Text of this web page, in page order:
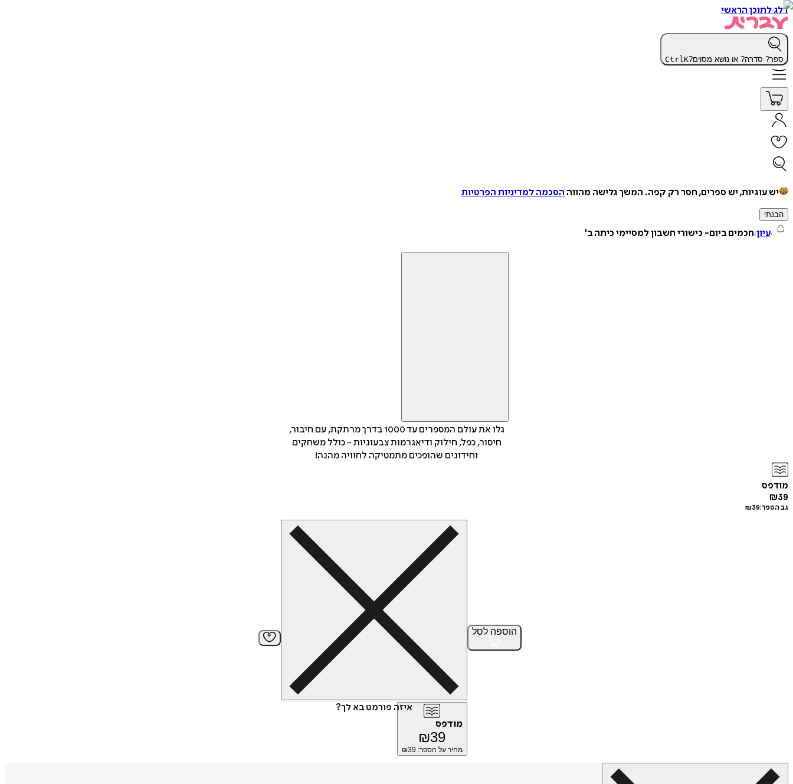
דלג לתוכן הראשי
ספר? סדרה? או נושא מסוים? CtrlK
יש עוגיות, יש ספרים, חסר רק קפה. המשך גלישה מהווה הסכמה למדיניות הפרטיות
הבנתי
עיון חכמים ביום- כישורי חשבון למסיימי כיתה ב'
גלו את עולם המספרים עד 1000 בדרך מרתקת, עם חיבור,
חיסור, כפל, חילוק ודיאגרמות צבעוניות - כולל משחקים
וחידונים שהופכים מתמטיקה לחוויה מהנה!
מודפס
₪39
גב הספר: ₪39
הוספה לסל
איזה פורמט בא לך?
מודפס
₪39
מחיר על הספר: ₪ 39